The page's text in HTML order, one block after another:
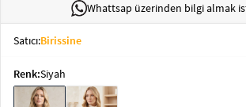
Ev
Giyimkeyboard_arrow_down
Whattsap üzerinden bilgi almak
Satıcı:Birissine
Renk:Siyah